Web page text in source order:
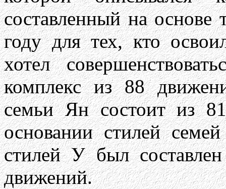
составленный на
году для тех, кто
хотел
комплекс из 88
семьи Ян состоит из
основании стилей
стилей У был
движений.